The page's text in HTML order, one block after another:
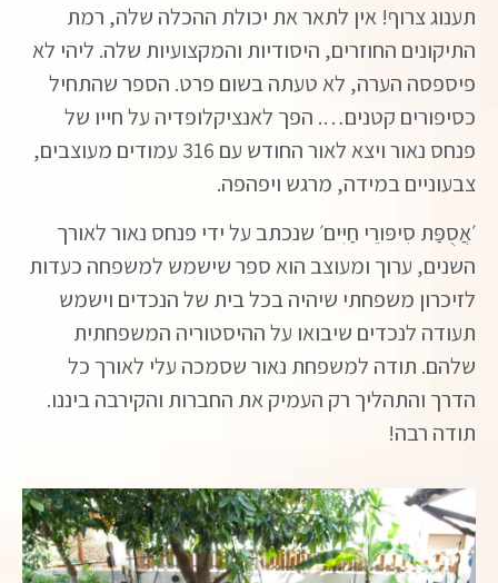
תענוג צרוף! אין לתאר את יכולת ההכלה שלה, רמת
התיקונים החוזרים, היסודיות והמקצועיות שלה. ליהי לא
פיספסה הערה, לא טעתה בשום פרט. הספר שהתחיל
כסיפורים קטנים…. הפך לאנציקלופדיה על חייו של
פנחס נאור ויצא לאור החודש עם 316 עמודים מעוצבים,
צבעוניים במידה, מרגש ויפהפה.
׳אֲסֻפַּת סִיפּורֵי חַיִּים׳ שנכתב על ידי פנחס נאור לאורך
השנים, ערוך ומעוצב הוא ספר שישמש למשפחה כעדות
לזיכרון משפחתי שיהיה בכל בית של הנכדים וישמש
תעודה לנכדים שיבואו על ההיסטוריה המשפחתית
שלהם. תודה למשפחת נאור שסמכה עלי לאורך כל
הדרך והתהליך רק העמיק את החברות והקירבה ביננו.
תודה רבה!